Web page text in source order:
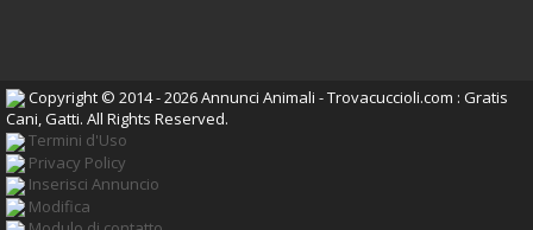
Copyright © 2014 - 2026 Annunci Animali - Trovacuccioli.com : Gratis
Cani, Gatti. All Rights Reserved.
Termini d'Uso
Privacy Policy
Inserisci Annuncio
Modifica